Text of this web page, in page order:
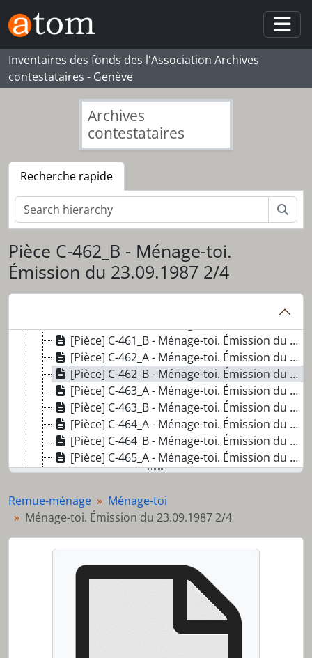
Skip to main content
Inventaires des fonds des l'Association Archives
contestataires - Genève
Archives
contestataires
Recherche rapide
Pièce C-462_B - Ménage-toi.
Émission du 23.09.1987 2/4
[Fonds] 109_RMG - Remue-ménage
[Série] S01 - Ménage-toi
[Pièce] C-460_A - Ménage-toi. Émission du 02.09.1987 1/2
[Pièce] C-460_B - Ménage-toi. Émission du 02.09.1987 2/2
[Pièce] C-461_B - Ménage-toi. Émission du 16.09.1987 2/2
[Pièce] C-462_A - Ménage-toi. Émission du 23.09.1987 1/4
[Pièce] C-462_B - Ménage-toi. Émission du 23.09.1987 2/4
[Pièce] C-463_A - Ménage-toi. Émission du 23.09.1987 3/4
[Pièce] C-463_B - Ménage-toi. Émission du 23.09.1987 4/4
[Pièce] C-464_A - Ménage-toi. Émission du 21.10.1987 1/2
[Pièce] C-464_B - Ménage-toi. Émission du 21.10.1987 2/2
[Pièce] C-465_A - Ménage-toi. Émission du 4.11.1987 1/4
[Pièce] C-465_B - Ménage-toi. Émission du 4.11.1987 2/4
[Pièce] C-466_B - Ménage-toi. Émission du 4.11.1987 4/4
[Pièce] C-467_A - Ménage-toi. Émission du 11.11.1987 1/4
[Pièce] C-467_B - Ménage-toi. Émission du 11.11.1987 2/4
[Pièce] C-468_B - Ménage toi. Émission du 11.11.1987 4/4
[Pièce] C-469_A - Ménage-toi. Émission du 18.11.1987 1/2
[Pièce] C-469_B - Ménage-toi. Émission du 18.11.1987 2/2
[Série] S02 - Année 1988
Remue-ménage
Ménage-toi
Ménage-toi. Émission du 23.09.1987 2/4